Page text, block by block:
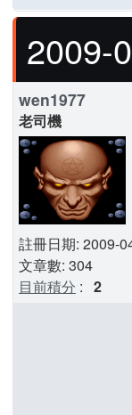
2009-
wen1977
老司機
註冊日期: 2009-
文章數: 304
目前積分 : 2